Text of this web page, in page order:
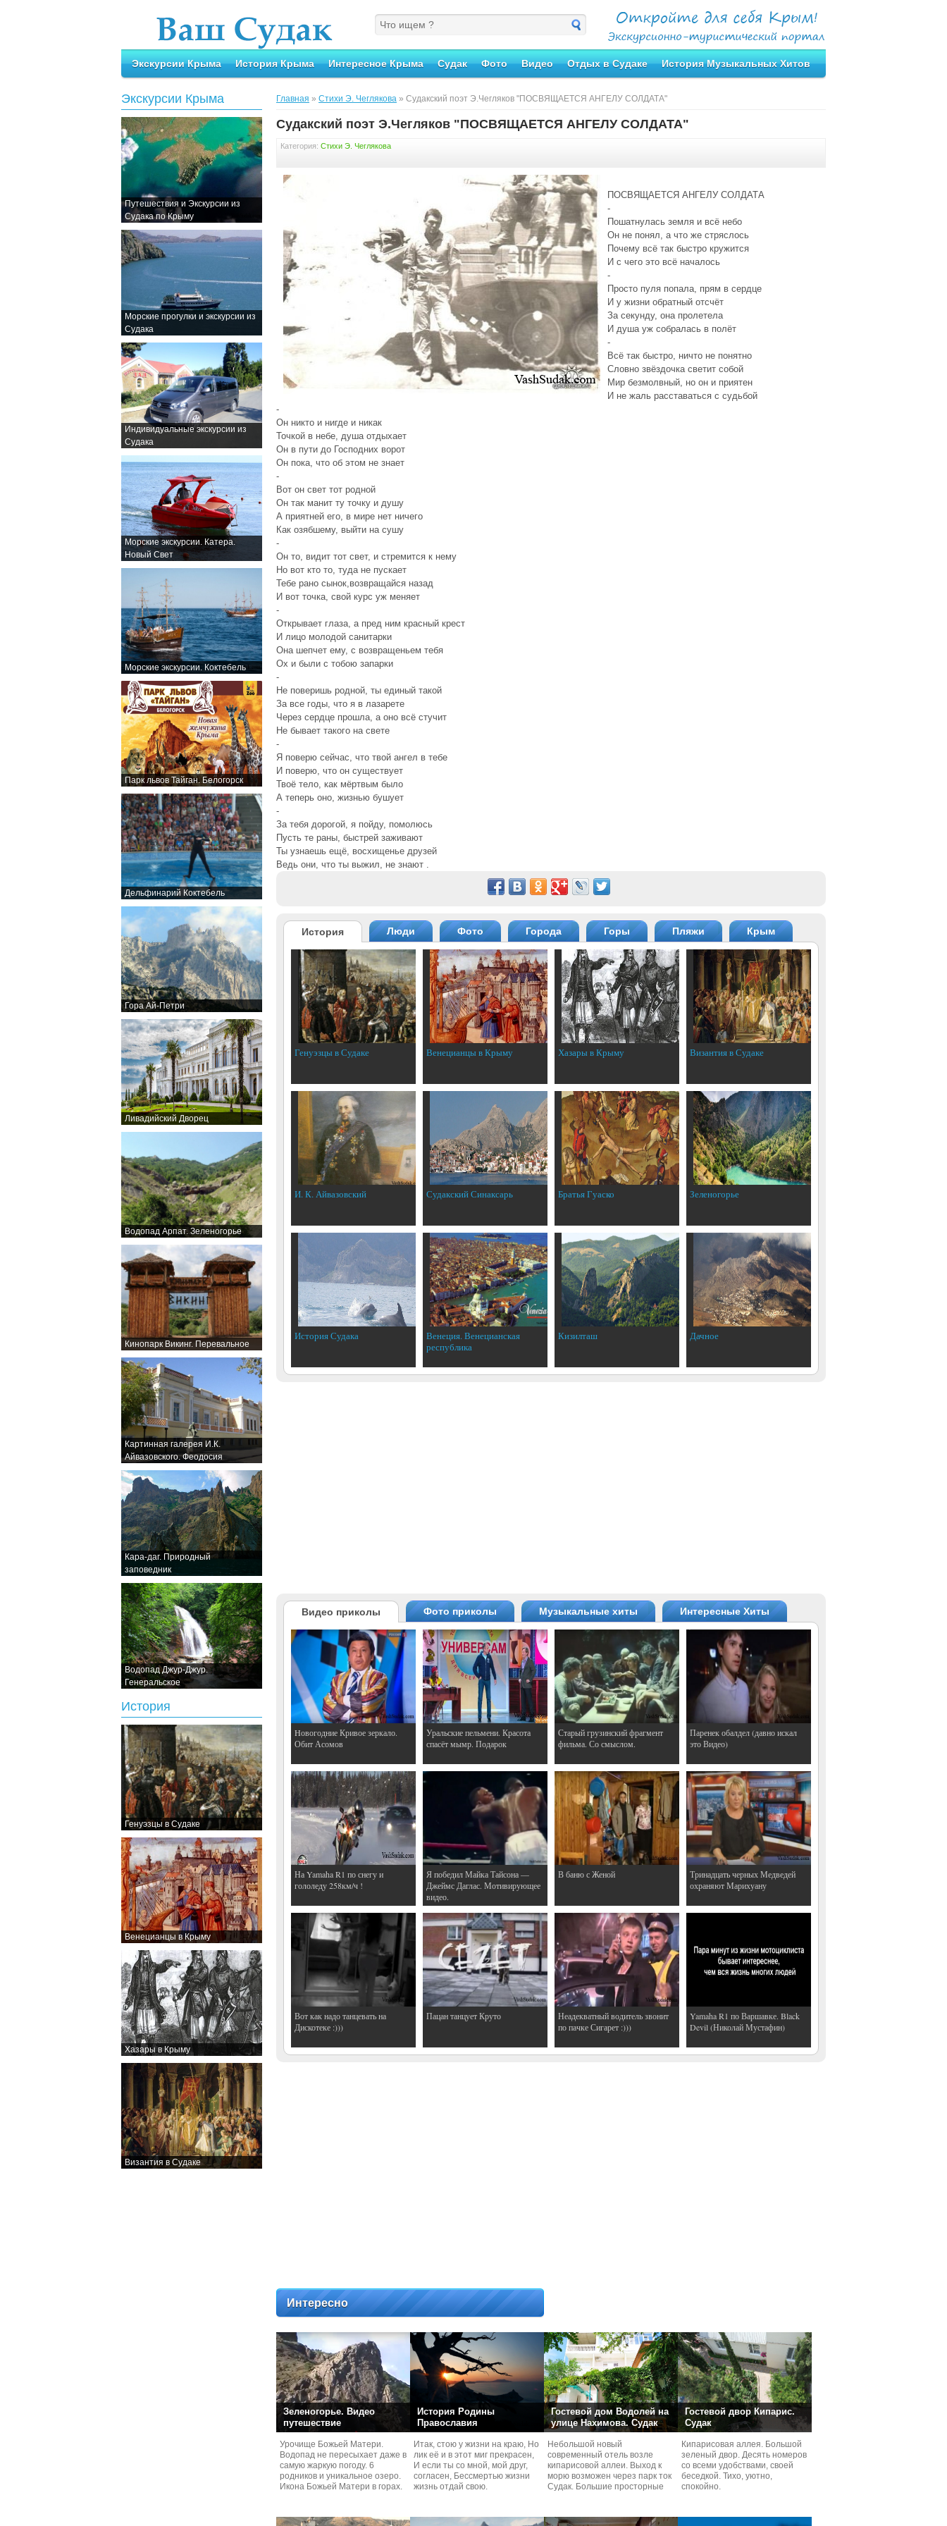
Экскурсии Крыма История Крыма Интересное Крыма Судак Фото Видео Отдых в Судаке История Музыкальных Хитов
Экскурсии Крыма
Путешествия и Экскурсии из
Судака по Крыму
Морские прогулки и экскурсии из
Судака
Индивидуальные экскурсии из
Судака
Морские экскурсии. Катера.
Новый Свет
Морские экскурсии. Коктебель
Парк львов Тайган. Белогорск
Дельфинарий Коктебель
Гора Ай-Петри
Ливадийский Дворец
Водопад Арпат. Зеленогорье
Кинопарк Викинг. Перевальное
Картинная галерея И.К.
Айвазовского. Феодосия
Кара-даг. Природный
заповедник
Водопад Джур-Джур.
Генеральское
История
Генуэзцы в Судаке
Венецианцы в Крыму
Хазары в Крыму
Византия в Судаке
Главная » Стихи Э. Чеглякова » Судакский поэт Э.Чегляков "ПОСВЯЩАЕТСЯ АНГЕЛУ СОЛДАТА"
Судакский поэт Э.Чегляков "ПОСВЯЩАЕТСЯ АНГЕЛУ СОЛДАТА"
Категория: Стихи Э. Чеглякова
ПОСВЯЩАЕТСЯ АНГЕЛУ СОЛДАТА
-
Пошатнулась земля и всё небо
Он не понял, а что же стряслось
Почему всё так быстро кружится
И с чего это всё началось
-
Просто пуля попала, прям в сердце
И у жизни обратный отсчёт
За секунду, она пролетела
И душа уж собралась в полёт
-
Всё так быстро, ничто не понятно
Словно звёздочка светит собой
Мир безмолвный, но он и приятен
И не жаль расставаться с судьбой
-
Он никто и нигде и никак
Точкой в небе, душа отдыхает
Он в пути до Господних ворот
Он пока, что об этом не знает
-
Вот он свет тот родной
Он так манит ту точку и душу
А приятней его, в мире нет ничего
Как озябшему, выйти на сушу
-
Он то, видит тот свет, и стремится к нему
Но вот кто то, туда не пускает
Тебе рано сынок,возвращайся назад
И вот точка, свой курс уж меняет
-
Открывает глаза, а пред ним красный крест
И лицо молодой санитарки
Она шепчет ему, с возвращеньем тебя
Ох и были с тобою запарки
-
Не поверишь родной, ты единый такой
За все годы, что я в лазарете
Через сердце прошла, а оно всё стучит
Не бывает такого на свете
-
Я поверю сейчас, что твой ангел в тебе
И поверю, что он существует
Твоё тело, как мёртвым было
А теперь оно, жизнью бушует
-
За тебя дорогой, я пойду, помолюсь
Пусть те раны, быстрей заживают
Ты узнаешь ещё, восхищенье друзей
Ведь они, что ты выжил, не знают .
История Люди Фото Города Горы Пляжи Крым
Генуэзцы в Судаке Венецианцы в Крыму Хазары в Крыму Византия в Судаке
И. К. Айвазовский Судакский Синаксарь Братья Гуаско Зеленогорье
История Судака
Венеция. Венецианская
республика
Кизилташ Дачное
Видео приколы Фото приколы Музыкальные хиты Интересные Хиты
Hовогодние Кривое зеркало.
Обит Асомов
Уральские пельмени. Красота
спасёт мымр. Подарок
Старый грузинский фрагмент
фильма. Со смыслом.
Паренек обалдел (давно искал
это Видео)
На Yamaha R1 по снегу и
гололеду 258км/ч !
Я победил Майка Тайсона —
Джеймс Даглас. Мотивирующее
видео.
В баню с Женой
Тринадцать черных Медведей
охраняют Марихуану
Вот как надо танцевать на
Дискотеке :)))
Пацан танцует Круто
Неадекватный водитель звонит
по пачке Сигарет :)))
Yamaha R1 по Варшавке. Black
Devil (Николай Мустафин)
Интересно
Зеленогорье. Видео
путешествие
Урочище Божьей Матери.
Водопад не пересыхает даже в
самую жаркую погоду. 6
родников и уникальное озеро.
Икона Божьей Матери в горах.
История Родины
Православия
Итак, стою у жизни на краю, Но
лик её и в этот миг прекрасен,
И если ты со мной, мой друг,
согласен, Бессмертью жизни
жизнь отдай свою.
Гостевой дом Водолей на
улице Нахимова. Судак
Небольшой новый
современный отель возле
кипарисовой аллеи. Выход к
морю возможен через парк ток
Судaк. Большие просторные
Гостевой двор Кипарис.
Судак
Кипарисовая аллея. Большой
зеленый двор. Десять номеров
со всеми удобствами, своей
беседкой. Тихо, уютно,
спокойно.